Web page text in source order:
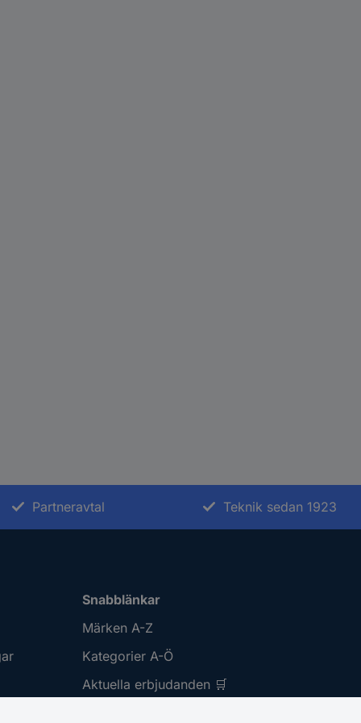
Partneravtal Teknik sedan 1923
Snabblänkar
Märken A-Z
Kategorier A-Ö
Aktuella erbjudanden 🛒